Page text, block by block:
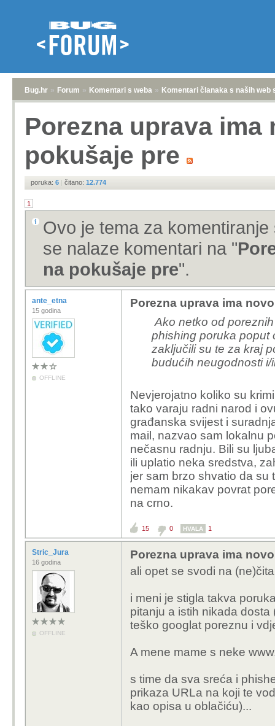
Bug.hr » Forum » Komentari s weba » Komentari članaka s naših web
Porezna uprava
pokušaje pre
poruka: 6 | čitano: 12.774
1
Ovo je tema za
se nalaze komentari na "
na pokušaje pre".
ante_etna
15 godina
OFFLINE
Porezna uprava ima
Ako netko od
phishing poruka poput
zaključili su te za kraj
budućih neugodnosti
Nevjerojatno koliko su
tako varaju radni narod i
građanska svijest i
mail, nazvao sam lokalnu
nečasnu radnju. Bili su
ili uplatio neka sredstva,
jer sam brzo shvatio da su
nemam nikakav povrat
na crno.
15 0 HVALA 1
Stric_Jura
16 godina
OFFLINE
Porezna uprava ima
ali opet se svodi na
i meni je stigla takva
pitanju a istih nikada
teško googlat poreznu i
A mene mame s neke
s time da sva sreća i
prikaza URLa na koji te
kao opisa u oblačiću)...